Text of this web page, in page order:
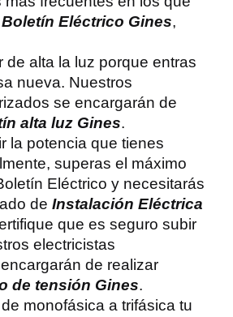
Boletín Eléctrico Gines,
de alta la luz porque entras
nueva. Nuestros
se encargarán de
alta luz Gines.
la potencia que tienes
superas el máximo
Eléctrico y necesitarás
de Instalación Eléctrica
que es seguro subir
electricistas
de realizar
de tensión Gines.
monofásica a trifásica tu